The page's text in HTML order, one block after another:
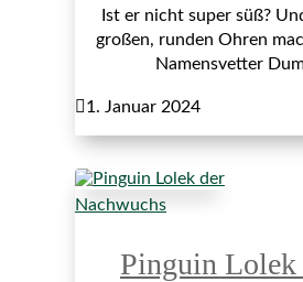
Ist er nicht super süß?
großen, runden Ohren
Namensvetter
1. Januar 2024
Nachwuchs
Pinguin Lolek